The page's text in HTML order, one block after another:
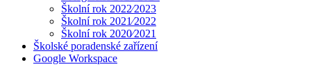
Školní rok 2022⁄2023
Školní rok 2021⁄2022
Školní rok 2020⁄2021
Školské poradenské zařízení
Google Workspace